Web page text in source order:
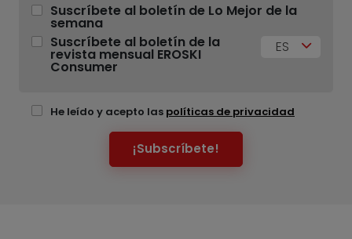
Suscríbete al boletín de Lo Mejor de la
semana
Suscríbete al boletín de la
revista mensual EROSKI
Consumer
ES
He leído y acepto las políticas de privacidad
¡Subscríbete!